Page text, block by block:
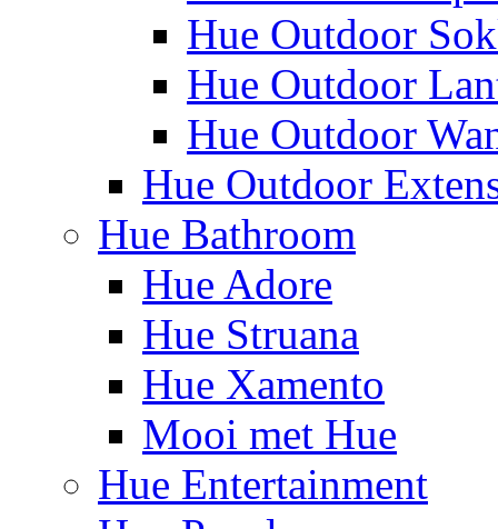
Hue Outdoor
Hue Outdoor
Hue Outdoor
Hue Outdoor
Hue Bathroom
Hue Adore
Hue Struana
Hue Xamento
Mooi met Hue
Hue Entertainment